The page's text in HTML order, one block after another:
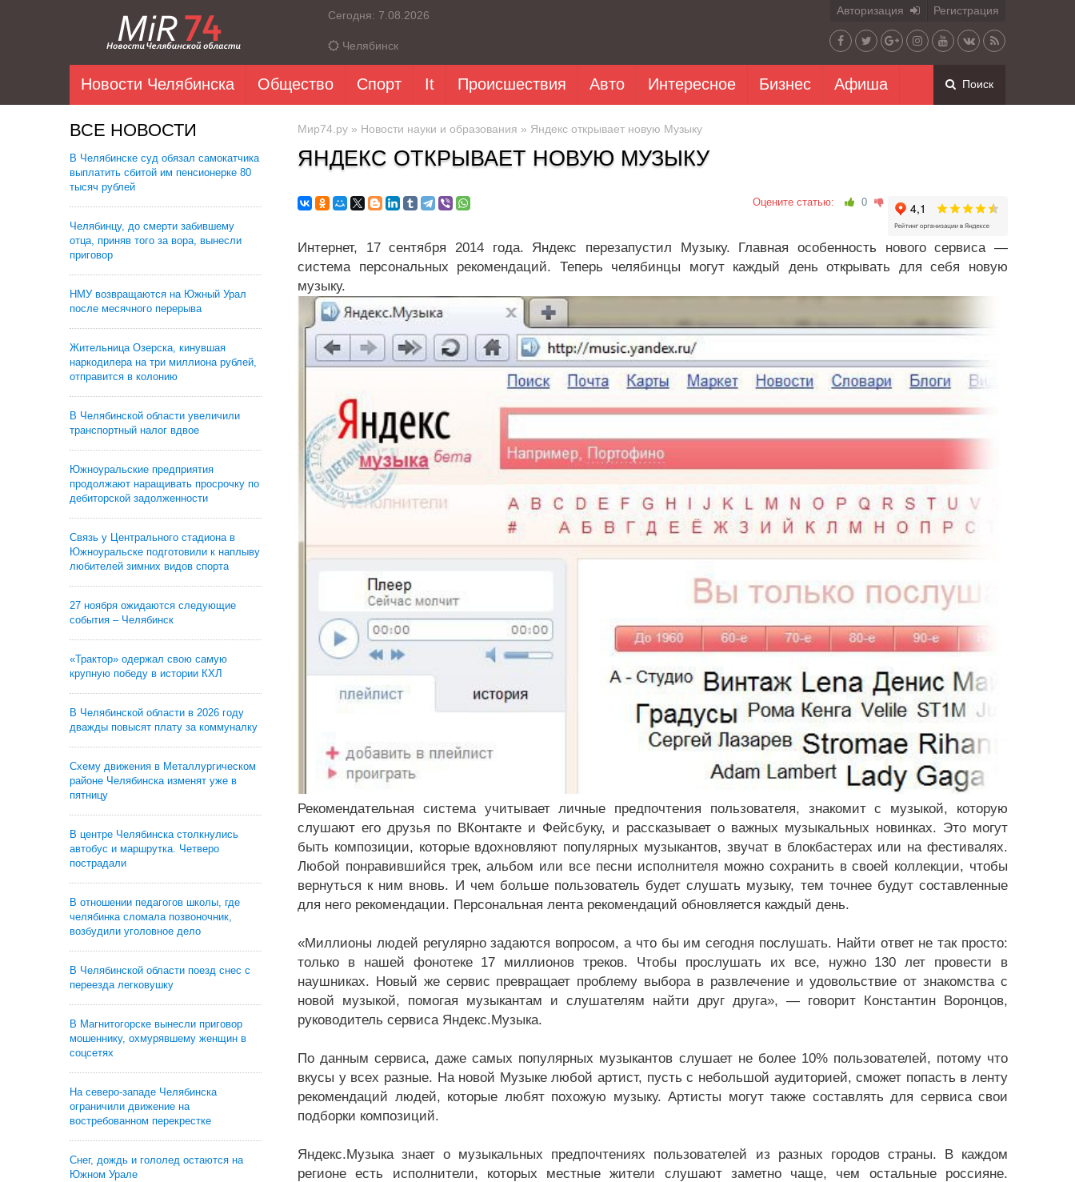
Сегодня: 7.08.2026
Челябинск
Авторизация Регистрация
Новости Челябинска Общество Спорт It Происшествия Авто Интересное Бизнес Афиша Поиск
ВСЕ НОВОСТИ
В Челябинске суд обязал самокатчика
выплатить сбитой им пенсионерке 80
тысяч рублей
Челябинцу, до смерти забившему
отца, приняв того за вора, вынесли
приговор
НМУ возвращаются на Южный Урал
после месячного перерыва
Жительница Озерска, кинувшая
наркодилера на три миллиона рублей,
отправится в колонию
В Челябинской области увеличили
транспортный налог вдвое
Южноуральские предприятия
продолжают наращивать просрочку по
дебиторской задолженности
Связь у Центрального стадиона в
Южноуральске подготовили к наплыву
любителей зимних видов спорта
27 ноября ожидаются следующие
события – Челябинск
«Трактор» одержал свою самую
крупную победу в истории КХЛ
В Челябинской области в 2026 году
дважды повысят плату за коммуналку
Схему движения в Металлургическом
районе Челябинска изменят уже в
пятницу
В центре Челябинска столкнулись
автобус и маршрутка. Четверо
пострадали
В отношении педагогов школы, где
челябинка сломала позвоночник,
возбудили уголовное дело
В Челябинской области поезд снес с
переезда легковушку
В Магнитогорске вынесли приговор
мошеннику, охмурявшему женщин в
соцсетях
На северо-западе Челябинска
ограничили движение на
востребованном перекрестке
Снег, дождь и гололед остаются на
Южном Урале
Мир74.ру » Новости науки и образования » Яндекс открывает новую Музыку
ЯНДЕКС ОТКРЫВАЕТ НОВУЮ МУЗЫКУ
Оцените статью: 0
Интернет, 17 сентября 2014 года. Яндекс перезапустил Музыку. Главная особенность нового сервиса —
система персональных рекомендаций. Теперь челябинцы могут каждый день открывать для себя новую
музыку.
Рекомендательная система учитывает личные предпочтения пользователя, знакомит с музыкой, которую
слушают его друзья по ВКонтакте и Фейсбуку, и рассказывает о важных музыкальных новинках. Это могут
быть композиции, которые вдохновляют популярных музыкантов, звучат в блокбастерах или на фестивалях.
Любой понравившийся трек, альбом или все песни исполнителя можно сохранить в своей коллекции, чтобы
вернуться к ним вновь. И чем больше пользователь будет слушать музыку, тем точнее будут составленные
для него рекомендации. Персональная лента рекомендаций обновляется каждый день.
«Миллионы людей регулярно задаются вопросом, а что бы им сегодня послушать. Найти ответ не так просто:
только в нашей фонотеке 17 миллионов треков. Чтобы прослушать их все, нужно 130 лет провести в
наушниках. Новый же сервис превращает проблему выбора в развлечение и удовольствие от знакомства с
новой музыкой, помогая музыкантам и слушателям найти друг друга», — говорит Константин Воронцов,
руководитель сервиса Яндекс.Музыка.
По данным сервиса, даже самых популярных музыкантов слушает не более 10% пользователей, потому что
вкусы у всех разные. На новой Музыке любой артист, пусть с небольшой аудиторией, сможет попасть в ленту
рекомендаций людей, которые любят похожую музыку. Артисты могут также составлять для сервиса свои
подборки композиций.
Яндекс.Музыка знает о музыкальных предпочтениях пользователей из разных городов страны. В каждом
регионе есть исполнители, которых местные жители слушают заметно чаще, чем остальные россияне.